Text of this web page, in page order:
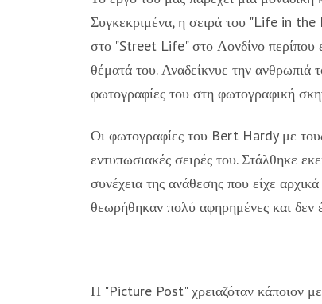
Συγκεκριμένα, η σειρά του "Life in the
στο "Street Life" στο Λονδίνο περίπου
θέματά του. Αναδείκνυε την ανθρωπιά
φωτογραφίες του στη φωτογραφική
Οι φωτογραφίες του Bert Hardy με
εντυπωσιακές σειρές του. Στάλθηκε
συνέχεια της ανάθεσης που είχε
θεωρήθηκαν πολύ αφηρημένες και δεν
Η "Picture Post" χρειαζόταν κάποιον με